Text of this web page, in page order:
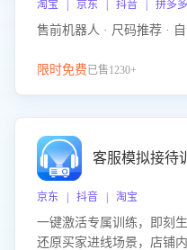
淘宝 | 京东 | 抖音 | 拼多多
售前机器人 · 尺码推荐 ·
限时免费已售1230+
客服模拟接待
京东 | 抖音 | 淘宝
一键激活专属训练，即刻
还原买家进线场景，店铺